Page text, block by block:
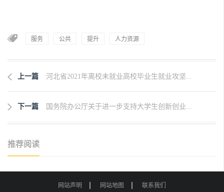
服务 公共 提升 人力资源
上一篇 河北省2021年离校未就业高校毕业生就业攻坚...
下一篇 国务院办公厅关于进一步支持大学生创新创业...
推荐阅读
网站声明 网站地图 联系我们